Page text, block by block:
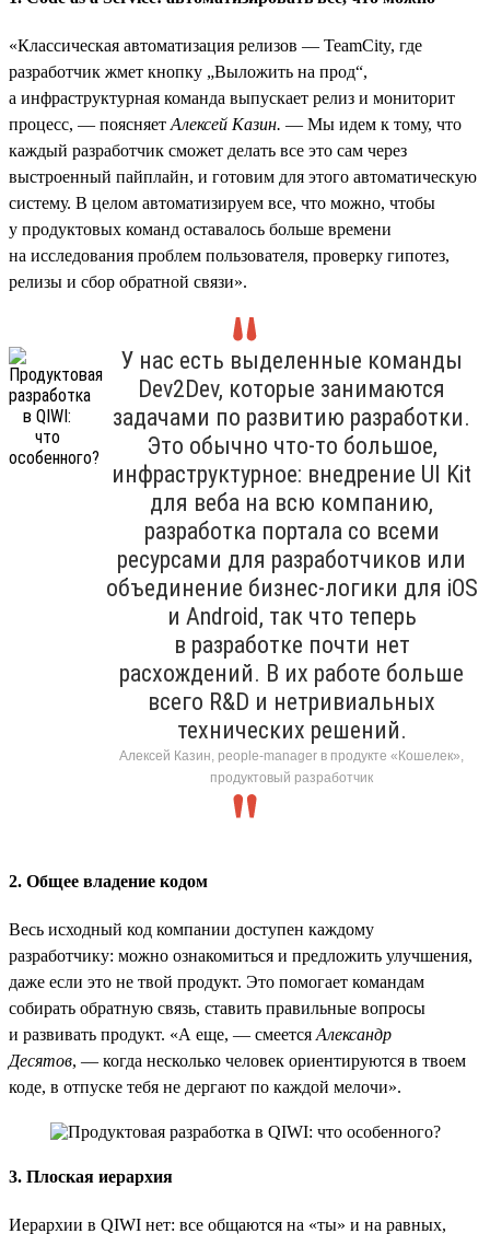
«Классическая автоматизация релизов — TeamCity, где
разработчик жмет кнопку „Выложить на прод“,
а инфраструктурная команда выпускает релиз и мониторит
процесс, — поясняет Алексей Казин. — Мы идем к тому, что
каждый разработчик сможет делать все это сам через
выстроенный пайплайн, и готовим для этого автоматическую
систему. В целом автоматизируем все, что можно, чтобы
у продуктовых команд оставалось больше времени
на исследования проблем пользователя, проверку гипотез,
релизы и сбор обратной связи».
У нас есть выделенные команды
Dev2Dev, которые занимаются
задачами по развитию разработки.
Это обычно что-то большое,
инфраструктурное: внедрение UI Kit
для веба на всю компанию,
разработка портала со всеми
ресурсами для разработчиков или
объединение бизнес-логики для iOS
и Android, так что теперь
в разработке почти нет
расхождений. В их работе больше
всего R&D и нетривиальных
технических решений.
Алексей Казин, people-manager в продукте «Кошелек»,
продуктовый разработчик
2. Общее владение кодом
Весь исходный код компании доступен каждому
разработчику: можно ознакомиться и предложить улучшения,
даже если это не твой продукт. Это помогает командам
собирать обратную связь, ставить правильные вопросы
и развивать продукт. «А еще, — смеется Александр
Десятов, — когда несколько человек ориентируются в твоем
коде, в отпуске тебя не дергают по каждой мелочи».
3. Плоская иерархия
Иерархии в QIWI нет: все общаются на «ты» и на равных,